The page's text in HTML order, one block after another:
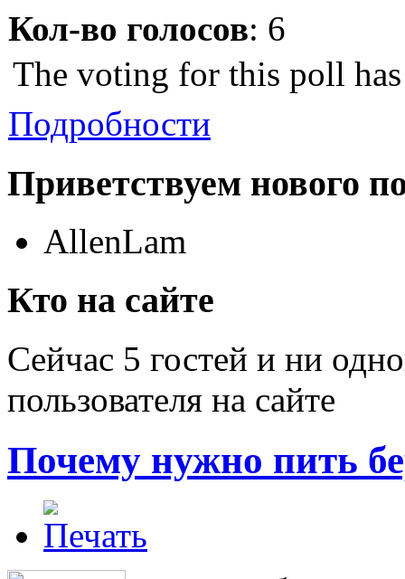
Кол-во голосов: 6
The voting for this poll
Подробности
Приветствуем нового
AllenLam
Кто на сайте
Сейчас 5 гостей и ни
пользователя на сайте
Почему нужно пить